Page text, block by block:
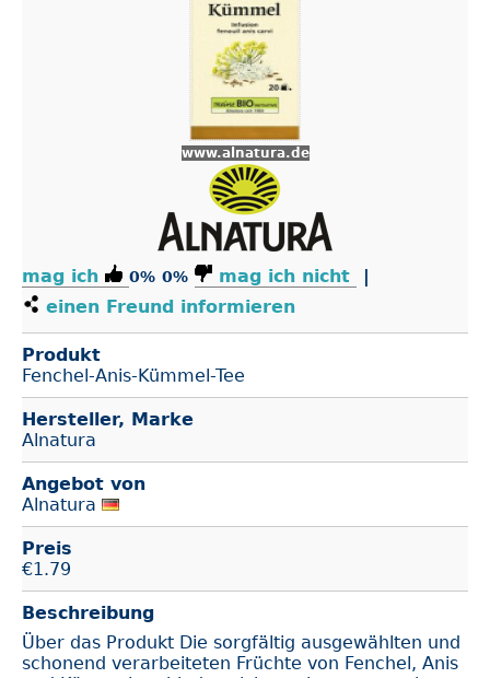
www.alnatura.de
mag ich 0% 0% mag ich nicht
|
einen Freund informieren
Produkt
Fenchel-Anis-Kümmel-Tee
Hersteller, Marke
Alnatura
Angebot von
Alnatura
Preis
€1.79
Beschreibung
Über das Produkt Die sorgfältig ausgewählten und
schonend verarbeiteten Früchte von Fenchel, Anis